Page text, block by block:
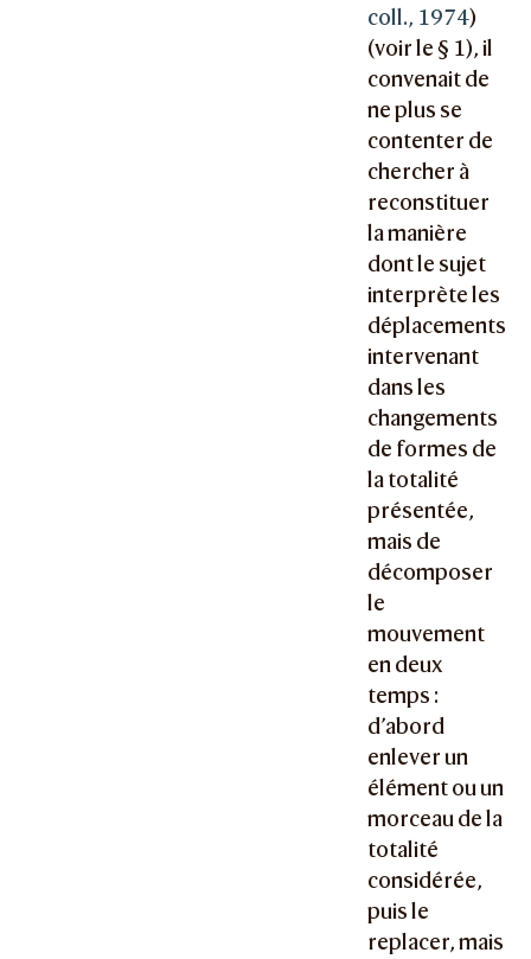
coll., 1974)
(voir le § 1), il
convenait de
ne plus se
contenter de
chercher à
reconstituer
la manière
dont le sujet
interprète les
déplacements
intervenant
dans les
changements
de formes de
la totalité
présentée,
mais de
décomposer
le
mouvement
en deux
temps :
d’abord
enlever un
élément ou un
morceau de la
totalité
considérée,
puis le
replacer, mais